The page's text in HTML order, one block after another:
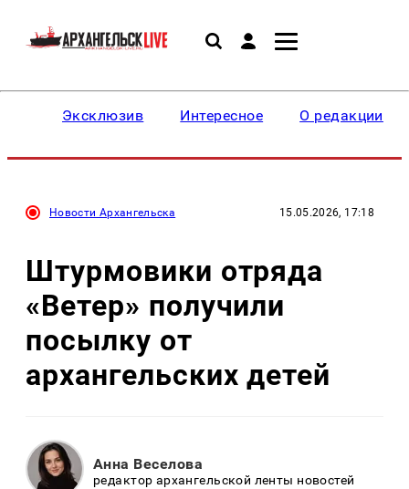
Эксклюзив Интересное О редакции
Новости Архангельска 15.05.2026, 17:18
Штурмовики отряда
«Ветер» получили
посылку от
архангельских детей
Анна Веселова
редактор архангельской ленты новостей